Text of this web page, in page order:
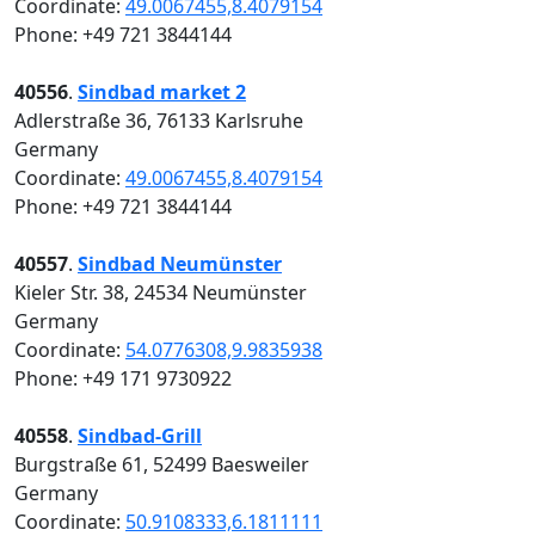
Coordinate: 49.0067455,8.4079154
Phone: +49 721 3844144
40556. Sindbad market 2
Adlerstraße 36, 76133 Karlsruhe
Germany
Coordinate: 49.0067455,8.4079154
Phone: +49 721 3844144
40557. Sindbad Neumünster
Kieler Str. 38, 24534 Neumünster
Germany
Coordinate: 54.0776308,9.9835938
Phone: +49 171 9730922
40558. Sindbad-Grill
Burgstraße 61, 52499 Baesweiler
Germany
Coordinate: 50.9108333,6.1811111